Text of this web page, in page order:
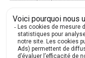
conjonctions
particularités.
locutions
que, obéissent à